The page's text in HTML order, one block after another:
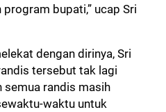
bupati,” ucap Sri
dengan dirinya, Sri
tersebut tak lagi
semua randis masih
waktu untuk